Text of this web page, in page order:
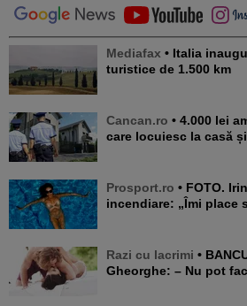
Mediafax • Italia inaugurează o rețea de trasee
turistice de 1.500 km
Cancan.ro • 4.000 lei amendă tuturor românilor
care locuiesc la casă
Prosport.ro • FOTO. Irina Deleanu, imagini
incendiare: „Îmi place
Razi cu lacrimi • BANCUL ZILEI. Badea
Gheorghe: – Nu pot